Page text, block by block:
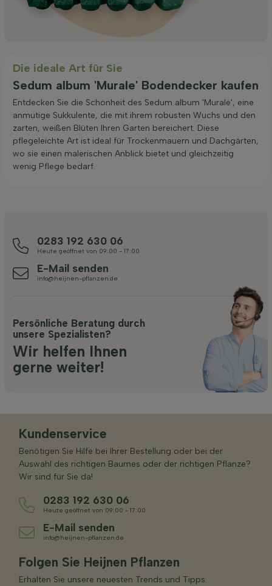
Die ideale Art für Sie
Sedum album 'Murale' Bodendecker kaufen
Entdecken Sie die Schönheit des Sedum album 'Murale', eine
anmutige Sukkulente, die mit ihrem robusten Wuchs und den
zarten, weißen Blüten Ihren Garten bereichert. Diese
pflegeleichte Art ist ideal für Trockenmauern und Dachgärten,
wo sie einen malerischen Anblick bietet und gleichzeitig
wenig Pflege bedarf.
0283 192 630 06
Heute geöffnet von 09:00 - 17:00
E-Mail senden
info@heijnen-pflanzen.de
Persönliche Beratung durch
unsere Spezialisten?
Wir helfen Ihnen
gerne weiter!
Kundenservice
Benötigen Sie Hilfe bei Ihrer Bestellung oder bei der
Auswahl des richtigen Baumes oder der richtigen Pflanze?
Wir sind für Sie da!
0283 192 630 06
Heute geöffnet von 09:00 - 17:00
E-Mail senden
info@heijnen-pflanzen.de
Folgen Sie Heijnen Pflanzen
Erhalten Sie unsere neuesten Trends und Tipps.